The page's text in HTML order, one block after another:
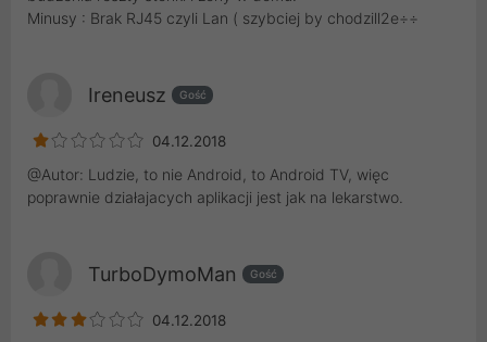
Minusy : Brak RJ45 czyli Lan ( szybciej by chodzill2e÷÷
Ireneusz Gość
04.12.2018
@Autor: Ludzie, to nie Android, to Android TV, więc
poprawnie działajacych aplikacji jest jak na lekarstwo.
TurboDymoMan Gość
04.12.2018